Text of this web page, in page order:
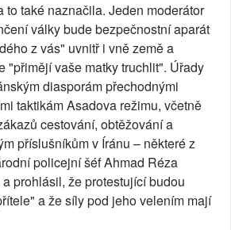
to také naznačila. Jeden moderátor
války bude bezpečnostní aparát
z vás" uvnitř i vně země a
"přimějí vaše matky truchlit". Úřady
diasporám přechodnými
taktikám Asadova režimu, včetně
cestování, obtěžování a
příslušníkům v Íránu – některé z
policejní šéf Ahmad Réza
prohlásil, že protestující budou
a že síly pod jeho velením mají